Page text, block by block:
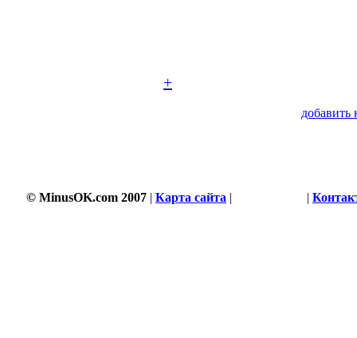
+
добавить
© MinusOK.com 2007 | Карта сайта | |